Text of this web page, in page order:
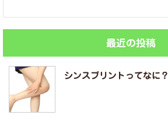
最近の投稿
シンスプリントってなに？